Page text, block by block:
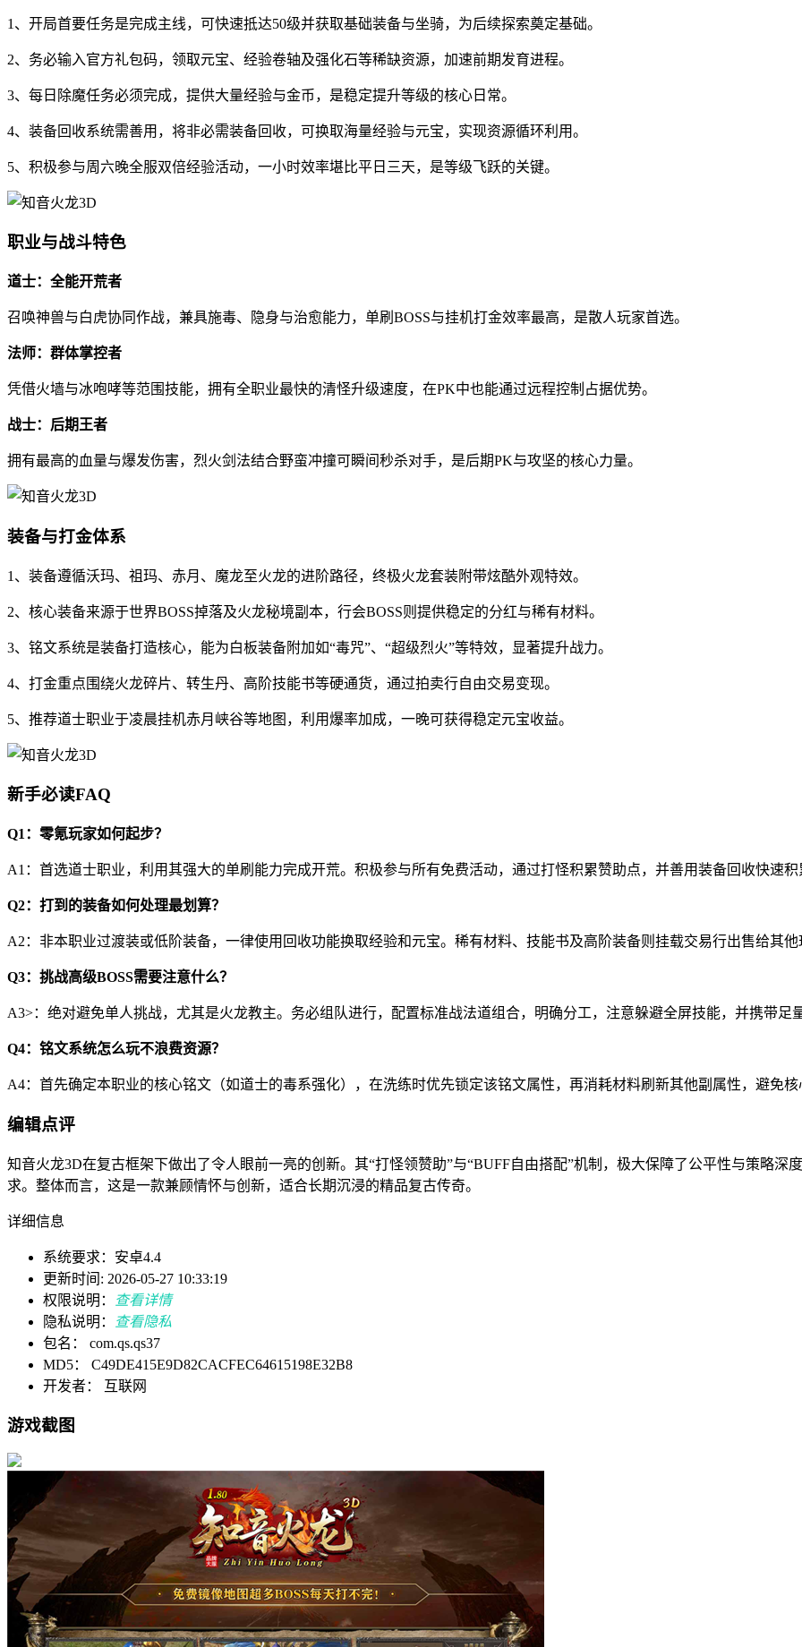
1、开局首要任务是完成主线，可快速抵达50级并获取基础装备与坐骑，为后续探索奠定基础。
2、务必输入官方礼包码，领取元宝、经验卷轴及强化石等稀缺资源，加速前期发育进程。
3、每日除魔任务必须完成，提供大量经验与金币，是稳定提升等级的核心日常。
4、装备回收系统需善用，将非必需装备回收，可换取海量经验与元宝，实现资源循环利用。
5、积极参与周六晚全服双倍经验活动，一小时效率堪比平日三天，是等级飞跃的关键。
职业与战斗特色
道士：全能开荒者
召唤神兽与白虎协同作战，兼具施毒、隐身与治愈能力，单刷BOSS与挂机打金效率最高，是散人玩家首选。
法师：群体掌控者
凭借火墙与冰咆哮等范围技能，拥有全职业最快的清怪升级速度，在PK中也能通过远程控制占据优势。
战士：后期王者
拥有最高的血量与爆发伤害，烈火剑法结合野蛮冲撞可瞬间秒杀对手，是后期PK与攻坚的核心力量。
装备与打金体系
1、装备遵循沃玛、祖玛、赤月、魔龙至火龙的进阶路径，终极火龙套装附带炫酷外观特效。
2、核心装备来源于世界BOSS掉落及火龙秘境副本，行会BOSS则提供稳定的分红与稀有材料。
3、铭文系统是装备打造核心，能为白板装备附加如“毒咒”、“超级烈火”等特效，显著提升战力。
4、打金重点围绕火龙碎片、转生丹、高阶技能书等硬通货，通过拍卖行自由交易变现。
5、推荐道士职业于凌晨挂机赤月峡谷等地图，利用爆率加成，一晚可获得稳定元宝收益。
新手必读FAQ
Q1：零氪玩家如何起步？
A1：首选道士职业，利用其强大的单刷能力完成开荒。积极参与所有免费活动，通过打怪积累赞助点，并善用装备回收快速
Q2：打到的装备如何处理最划算？
A2：非本职业过渡装或低阶装备，一律使用回收功能换取经验和元宝。稀有材料、技能书及高阶装备则挂载交易行出售给其他
Q3：挑战高级BOSS需要注意什么？
A3>：绝对避免单人挑战，尤其是火龙教主。务必组队进行，配置标准战法道组合，明确分工，注意躲避全屏技能，并携带足
Q4：铭文系统怎么玩不浪费资源？
A4：首先确定本职业的核心铭文（如道士的毒系强化），在洗练时优先锁定该铭文属性，再消耗材料刷新其他副属性，避免
编辑点评
知音火龙3D在复古框架下做出了令人眼前一亮的创新。其“打怪领赞助”与“BUFF自由搭配”机制，极大保障了公平性与策略
求。整体而言，这是一款兼顾情怀与创新，适合长期沉浸的精品复古传奇。
详细信息
系统要求：安卓4.4
更新时间: 2026-05-27 10:33:19
权限说明：
查看详情
隐私说明：
查看隐私
包名： com.qs.qs37
MD5： C49DE415E9D82CACFEC64615198E32B8
开发者： 互联网
游戏截图